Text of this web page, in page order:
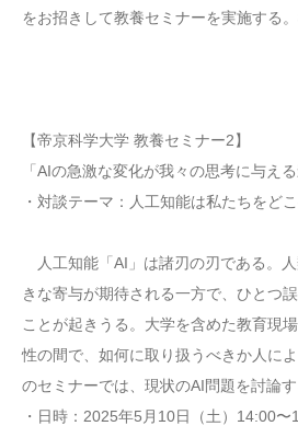
をお招きして教養セミナーを実施する
【帝京科学大学 教養セミナー2】
「AIの急激な変化が我々の思考に与える
・対談テーマ：人工知能は私たちをど
人工知能「AI」は諸刃の刃である。
きな寄与が期待される一方で、ひとつ
ことが起きうる。大学を含めた教育現
性の間で、如何に取り扱うべきか人に
のセミナーでは、現状のAI問題を討論す
・日時：2025年5月10日（土）14:00〜